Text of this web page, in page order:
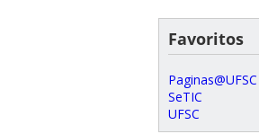
Favoritos
Paginas@UFSC
SeTIC
UFSC